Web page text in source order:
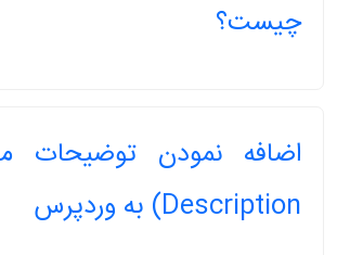
چیست؟
Description) به وردپرس